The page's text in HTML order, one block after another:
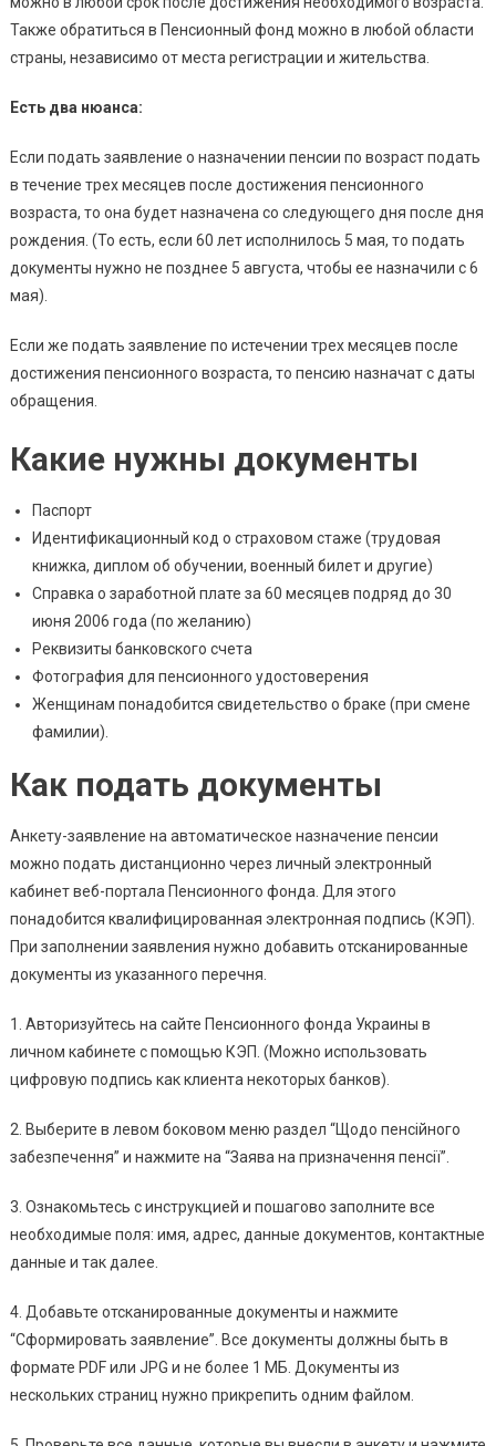
Также обратиться в Пенсионный фонд можно в любой области
страны, независимо от места регистрации и жительства.
Есть два нюанса:
Если подать заявление о назначении пенсии по возраст подать
в течение трех месяцев после достижения пенсионного
возраста, то она будет назначена со следующего дня после дня
рождения. (То есть, если 60 лет исполнилось 5 мая, то подать
документы нужно не позднее 5 августа, чтобы ее назначили с 6
мая).
Если же подать заявление по истечении трех месяцев после
достижения пенсионного возраста, то пенсию назначат с даты
обращения.
Какие нужны документы
Паспорт
Идентификационный код о страховом стаже (трудовая
книжка, диплом об обучении, военный билет и другие)
Справка о заработной плате за 60 месяцев подряд до 30
июня 2006 года (по желанию)
Реквизиты банковского счета
Фотография для пенсионного удостоверения
Женщинам понадобится свидетельство о браке (при смене
фамилии).
Как подать документы
Анкету-заявление на автоматическое назначение пенсии
можно подать дистанционно через личный электронный
кабинет веб-портала Пенсионного фонда. Для этого
понадобится квалифицированная электронная подпись (КЭП).
При заполнении заявления нужно добавить отсканированные
документы из указанного перечня.
1. Авторизуйтесь на сайте Пенсионного фонда Украины в
личном кабинете с помощью КЭП. (Можно использовать
цифровую подпись как клиента некоторых банков).
2. Выберите в левом боковом меню раздел “Щодо пенсійного
забезпечення” и нажмите на “Заява на призначення пенсії”.
3. Ознакомьтесь с инструкцией и пошагово заполните все
необходимые поля: имя, адрес, данные документов, контактные
данные и так далее.
4. Добавьте отсканированные документы и нажмите
“Сформировать заявление”. Все документы должны быть в
формате PDF или JPG и не более 1 МБ. Документы из
нескольких страниц нужно прикрепить одним файлом.